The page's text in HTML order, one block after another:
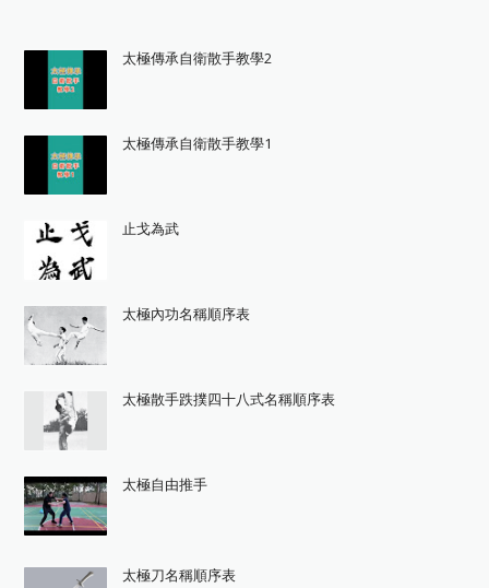
太極傳承自衛散手教學2
太極傳承自衛散手教學1
止戈為武
太極內功名稱順序表
太極散手跌撲四十八式名稱順序表
太極自由推手
太極刀名稱順序表